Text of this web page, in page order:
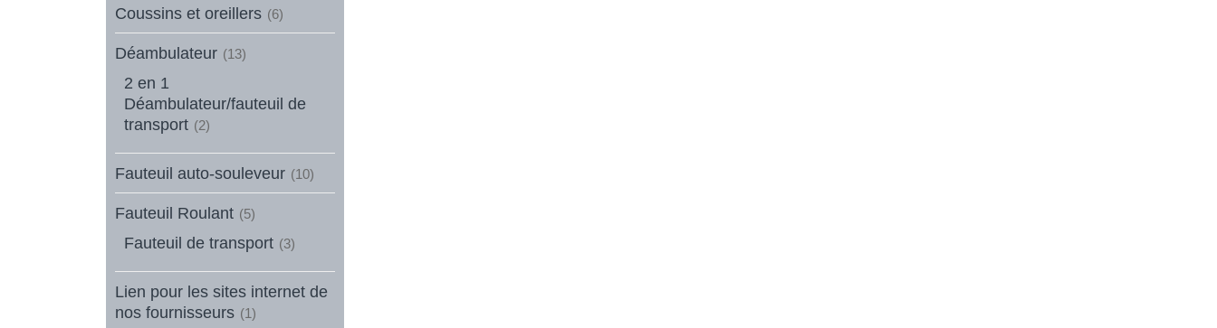
Coussins et oreillers (6)
Déambulateur (13)
2 en 1
Déambulateur/fauteuil de
transport (2)
Fauteuil auto-souleveur (10)
Fauteuil Roulant (5)
Fauteuil de transport (3)
Lien pour les sites internet de
nos fournisseurs (1)